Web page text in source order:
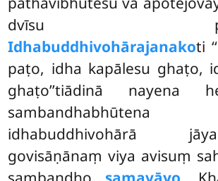
dvīsu
Idhabuddhivohārajanakoti
paṭo, idha kapālesu ghaṭo,
ghaṭo’’tiādinā nayena
sambandhabhūtena
idhabuddhivohārā
govisāṇānaṃ viya avisuṃ